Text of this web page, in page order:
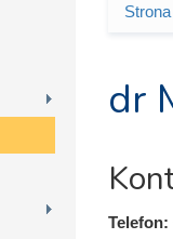
Strona
dr
Telefon: